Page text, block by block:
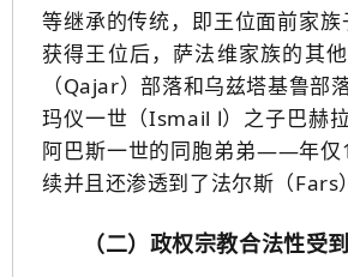
等继承的传统，即王位面前家
获得王位后，萨法维家族的其
（Qajar）部落和乌兹塔基鲁部
玛仪一世（Ismail Ⅰ）之子巴赫
阿巴斯一世的同胞弟弟——年仅
续并且还渗透到了法尔斯（
（二）政权宗教合法性受